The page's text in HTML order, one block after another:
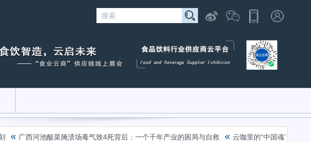
广西河池酸菜腌渍场毒气致4死背后：一个千年产业的困局与自救 « 云咖里的“中国魂” « 十七年